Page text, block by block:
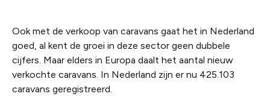
Ook met de verkoop van caravans gaat het in Nederland
goed, al kent de groei in deze sector geen dubbele
cijfers. Maar elders in Europa daalt het aantal nieuw
verkochte caravans. In Nederland zijn er nu 425.103
caravans geregistreerd.